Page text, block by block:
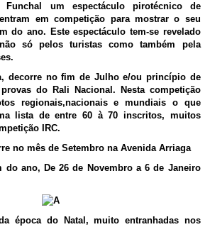
um espectáculo pirotécnico de
em competição para mostrar o seu
do ano. Este espectáculo tem-se revelado
só pelos turistas como também pela
decorre no fim de Julho e/ou princípio de
do Rali Nacional. Nesta competição
regionais,nacionais e mundiais o que
lista de entre 60 à 70 inscritos, muitos
IRC.
no mês de Setembro na Avenida Arriaga
do ano, De 26 de Novembro a 6 de Janeiro
época do Natal, muito entranhadas nos